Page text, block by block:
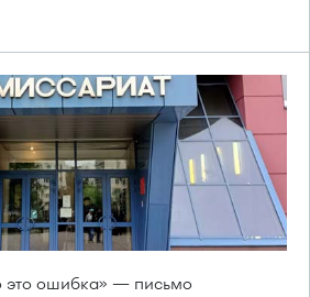
это ошибка» — письмо